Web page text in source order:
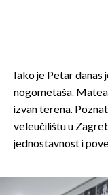
Iako je Petar danas
nogometaša,
izvan terena.
veleučilištu u
jednostavnost i